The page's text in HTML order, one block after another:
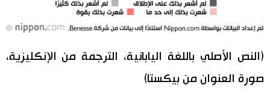
(النص الأصلي باللغة اليابانية، الترجمة من الإنكليزية،
صورة العنوان من بيكستا)